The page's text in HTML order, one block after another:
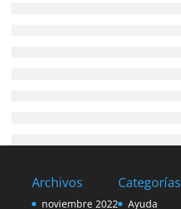
Archivos
noviembre 2022
Categorías
Ayuda